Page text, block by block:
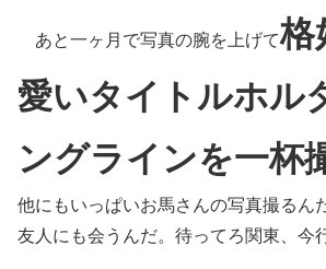
あと一ヶ月で写真の腕を上げて格
愛いタイトルホル
ングラインを一杯
他にもいっぱいお馬さんの写真撮るん
友人にも会うんだ。待ってろ関東、今